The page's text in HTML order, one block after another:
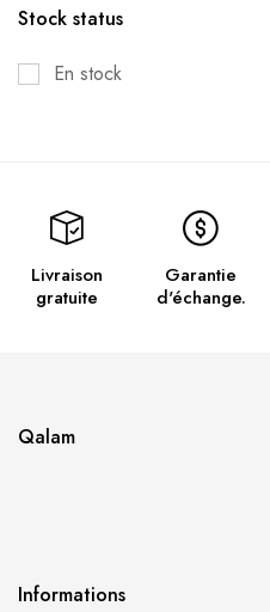
Stock status
En stock
Livraison
gratuite
Garantie
d'échange.
Qalam
Informations